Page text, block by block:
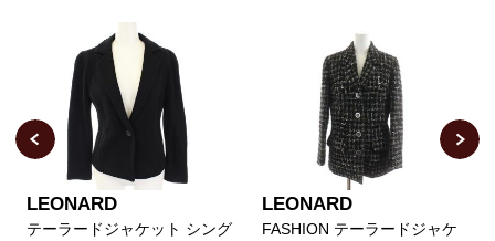
LEONARD
テーラードジャケット シング
LEONARD
FASHION テーラードジャケ